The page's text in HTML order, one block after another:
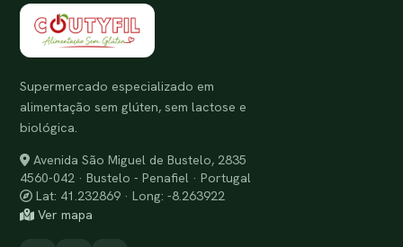
Supermercado especializado em
alimentação sem glúten, sem lactose e
biológica.
Avenida São Miguel de Bustelo, 2835
4560-042 · Bustelo - Penafiel · Portugal
Lat: 41.232869 · Long: -8.263922
Ver mapa